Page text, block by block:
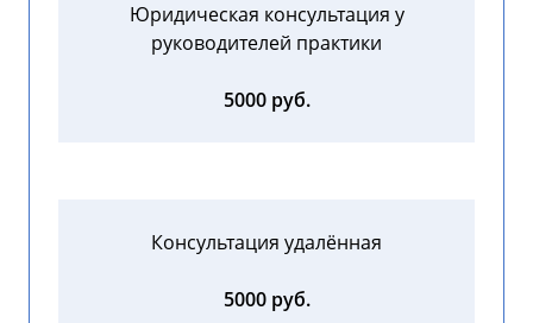
Юридическая консультация у
руководителей практики
5000 руб.
Консультация удалённая
5000 руб.